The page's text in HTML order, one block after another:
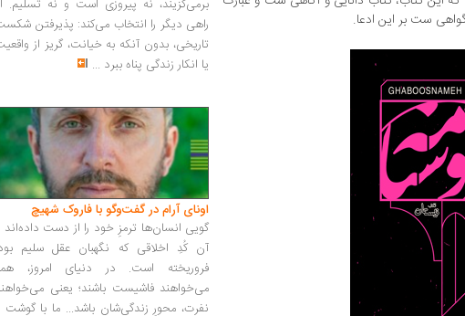
ست بر این ادعا.
برمی‌گزیند، نه پیروزی است و نه تسلیم.
راهی دیگر را انتخاب می‌کند: پذیرفتن
تاریخی، بدون آنکه به خیانت، گریز از
یا انکار زندگی پناه ببرد ...
اونای آرام در گفت‌وگو با فاروک شهیچ‭
گویی انسان‌ها ترمزِ خود را از دست داده‌اند
آن کُدِ اخلاقی که نگهبان عقل سلیم
فروریخته است. در دنیای امروز،
می‌خواهند فاشیست باشند؛ یعنی
نفرت، محورِ زندگی‌شان باشد... ما با گوشت